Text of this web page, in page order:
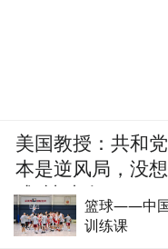
篮球——中
训练课
美国教授：共和
本是逆风局，没
成“神助攻”